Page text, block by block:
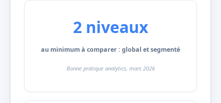
2 niveaux
au minimum à comparer : global et segmenté
Bonne pratique analytics, mars 2026